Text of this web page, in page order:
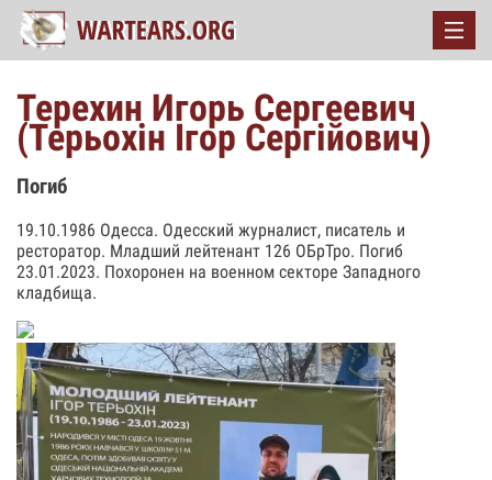
Терехин Игорь Сергеевич
(Терьохін Ігор Сергійович)
Погиб
19.10.1986 Одесса. Одесский журналист, писатель и
ресторатор. Младший лейтенант 126 ОБрТро. Погиб
23.01.2023. Похоронен на военном секторе Западного
кладбища.